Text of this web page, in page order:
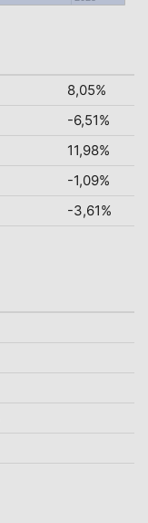
8,05%
-6,51%
11,98%
-1,09%
-3,61%